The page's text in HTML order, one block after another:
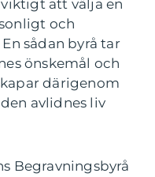
att välja en
och
sådan byrå tar
önskemål och
därigenom
avlidnes liv
Begravningsbyrå